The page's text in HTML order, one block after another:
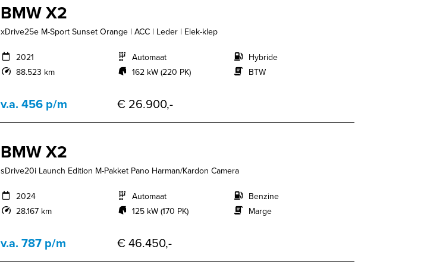
BMW X2
xDrive25e M-Sport Sunset Orange | ACC | Leder | Elek-klep
2021
88.523 km
Automaat
162 kW (220 PK)
Hybride
BTW
v.a. 456 p/m € 26.900,-
BMW X2
sDrive20i Launch Edition M-Pakket Pano Harman/Kardon Camera
2024
28.167 km
Automaat
125 kW (170 PK)
Benzine
Marge
v.a. 787 p/m € 46.450,-